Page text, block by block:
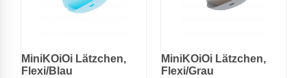
MiniKOiOi Lätzchen,
Flexi/Blau
MiniKOiOi Lätzchen,
Flexi/Grau